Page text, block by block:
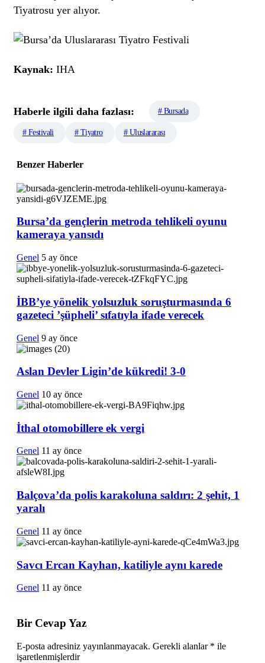
Tiyatrosu yer alıyor.
Kaynak: IHA
Haberle ilgili daha fazlası: # Bursada
# Festivali # Tiyatro # Uluslararası
Benzer Haberler
Bursa’da gençlerin metroda tehlikeli oyunu
kameraya yansıdı
Genel 5 ay önce
İBB’ye yönelik yolsuzluk soruşturmasında 6
gazeteci ’şüpheli’ sıfatıyla ifade verecek
Genel 9 ay önce
Aslan Devler Ligin’de kükredi! 3-0
Genel 10 ay önce
İthal otomobillere ek vergi
Genel 11 ay önce
Balçova’da polis karakoluna saldırı: 2 şehit, 1
yaralı
Genel 11 ay önce
Savcı Ercan Kayhan, katiliyle aynı karede
Genel 11 ay önce
Bir Cevap Yaz
E-posta adresiniz yayınlanmayacak. Gerekli alanlar * ile
işaretlenmişlerdir